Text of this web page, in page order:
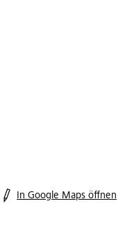
In Google Maps öffnen